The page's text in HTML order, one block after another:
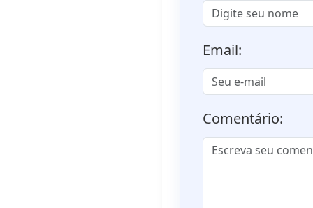
Email:
Comentário: